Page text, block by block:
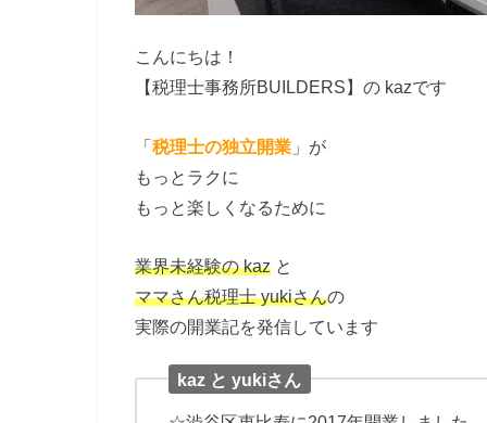
こんにちは！
【税理士事務所BUILDERS】の kazです
「税理士の独立開業 」が
もっとラクに
もっと楽しくなるために
業界未経験の kaz と
ママさん税理士 yukiさんの
実際の開業記を発信しています
kaz と yukiさん